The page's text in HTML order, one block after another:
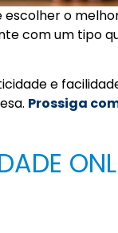
o
com um tipo
e
Prossiga